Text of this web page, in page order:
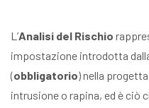
L’Analisi del Rischio
impostazione introdotta
(obbligatorio) nella
intrusione o rapina, ed è ciò